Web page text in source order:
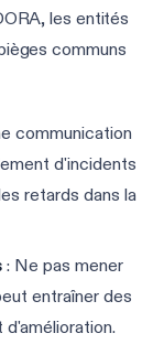
les entités
communs
communication
d'incidents
retards dans la
: Ne pas mener
entraîner des